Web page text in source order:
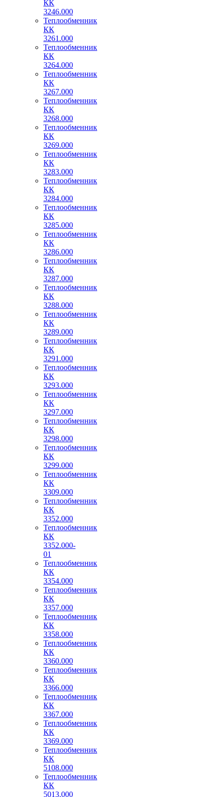
КК
3246.000
Теплообменник
КК
3261.000
Теплообменник
КК
3264.000
Теплообменник
КК
3267.000
Теплообменник
КК
3268.000
Теплообменник
КК
3269.000
Теплообменник
КК
3283.000
Теплообменник
КК
3284.000
Теплообменник
КК
3285.000
Теплообменник
КК
3286.000
Теплообменник
КК
3287.000
Теплообменник
КК
3288.000
Теплообменник
КК
3289.000
Теплообменник
КК
3291.000
Теплообменник
КК
3293.000
Теплообменник
КК
3297.000
Теплообменник
КК
3298.000
Теплообменник
КК
3299.000
Теплообменник
КК
3309.000
Теплообменник
КК
3352.000
Теплообменник
КК
3352.000-
01
Теплообменник
КК
3354.000
Теплообменник
КК
3357.000
Теплообменник
КК
3358.000
Теплообменник
КК
3360.000
Теплообменник
КК
3366.000
Теплообменник
КК
3367.000
Теплообменник
КК
3369.000
Теплообменник
КК
5108.000
Теплообменник
КК
5013.000